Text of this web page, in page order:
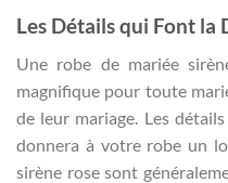
Les Détails qui Font la
Une robe de mariée
magnifique pour toute
de leur mariage. Les
donnera à votre robe un
sirène rose sont